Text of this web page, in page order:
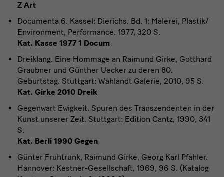
Z Art
Documenta 6. Kassel: Dierichs. Bd. 1: Malerei, Plastik/
Environment, Performance. 1977, 320 S.
Kat. Kasse 1977 1 Docum
Dreiklang. Eine Hommage an Raimund Girke, Gotthard
Graubner und Günther Uecker zu deren 80.
Geburtstag. Stuttgart: Wahlandt Galerie, 2010, 95 S.
Kat. Girke 2010 Dreik
Gegenwart Ewigkeit. Spuren des Transzendenten in der
Kunst unserer Zeit. Stuttgart: Edition Cantz, 1990, 341
S.
Kat. Berli 1990 Gegen
Günter Fruhtrunk, Raimund Girke, Georg Karl Pfahler.
Hannover: Kestner-Gesellschaft, 1969, 96 S. (Katalog